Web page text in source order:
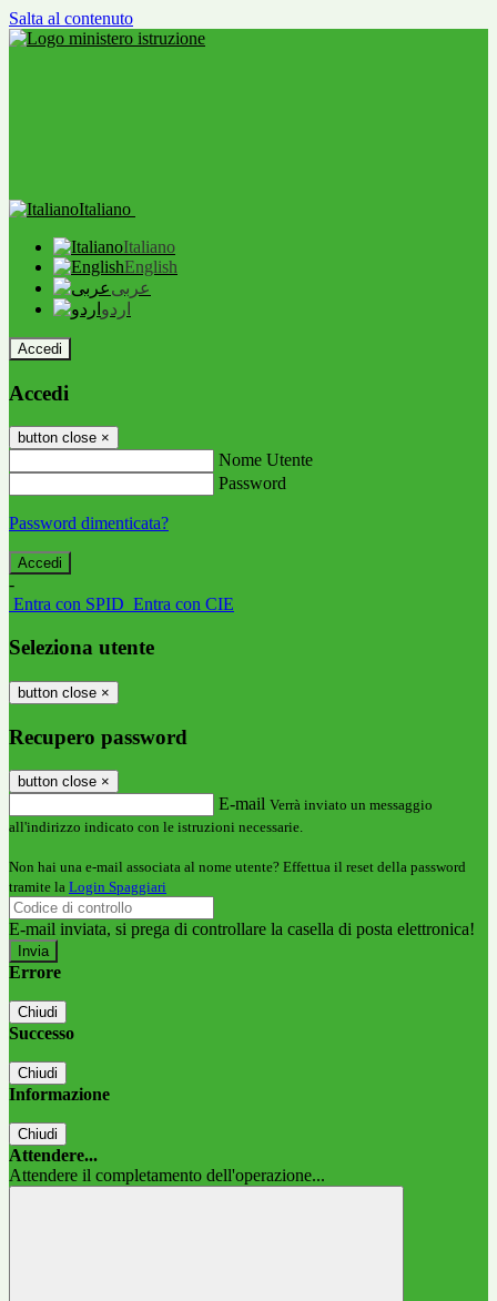
Salta al contenuto
Italiano
Italiano
English
عربى
اردو
Accedi
Accedi
button close ×
Nome Utente
Password
Password dimenticata?
-
Entra con SPID Entra con CIE
Seleziona utente
button close ×
Recupero password
button close ×
E-mail Verrà inviato un messaggio
all'indirizzo indicato con le istruzioni necessarie.
Non hai una e-mail associata al nome utente? Effettua il reset della password
tramite la Login Spaggiari
E-mail inviata, si prega di controllare la casella di posta elettronica!
Errore
Chiudi
Successo
Chiudi
Informazione
Chiudi
Attendere...
Attendere il completamento dell'operazione...